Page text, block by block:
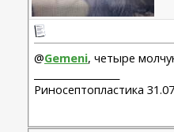
@Gemeni, четыре
Риносептопластика